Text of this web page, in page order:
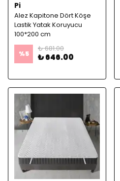
Pi
Alez Kapitone Dört Köşe
Lastik Yatak Koruyucu
100*200 cm
%5
₺ 681.00
₺ 646.00